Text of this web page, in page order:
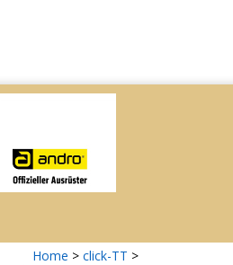
Home > click-TT >